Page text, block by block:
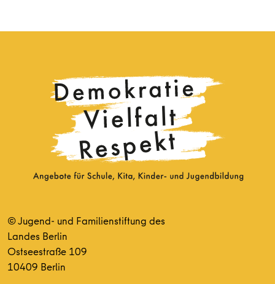
© Jugend- und Familienstiftung des
Landes Berlin
Ostseestraße 109
10409 Berlin